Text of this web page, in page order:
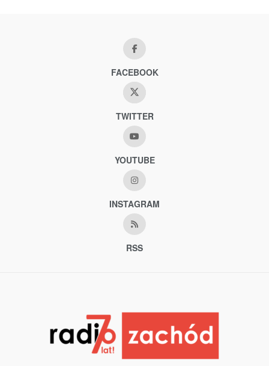
FACEBOOK
TWITTER
YOUTUBE
INSTAGRAM
RSS